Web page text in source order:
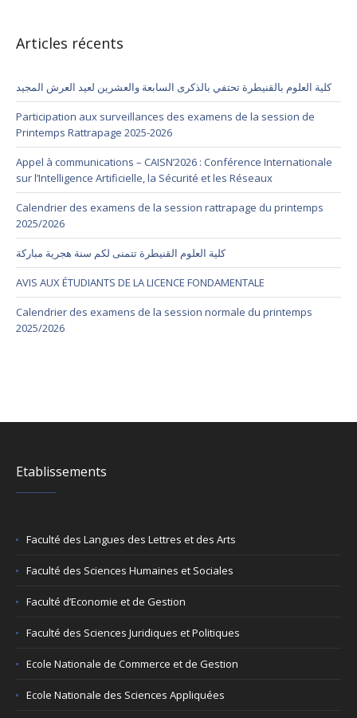
Articles récents
كلية العلوم بالقنيطرة تحتفي بالذكرى السابعة والعشرين لعيد العرش المجيد
Participation aux surveillances des examens de la session de
Printemps Rattrapage 2025-2026
Appel à communications – CAISN’2026 : Conférence Internationale
sur l’Intelligence Artificielle, la Sécurité et les Réseaux
Calendrier des examens de la session rattrapage du printemps
2025/2026
كلية العلوم القنيطرة تتمنى لكم سنة هجرية مباركة
AVIS AUX ÉTUDIANTS DE LA LICENCE FONDAMENTALE
Calendrier des examens de la session normale du printemps
2025/2026
Etablissements
Faculté des Langues des Lettres et des Arts
Faculté des Sciences Humaines et Sociales
Faculté d’Economie et de Gestion
Faculté des Sciences Juridiques et Politiques
Ecole Nationale de Commerce et de Gestion
Ecole Nationale des Sciences Appliquées